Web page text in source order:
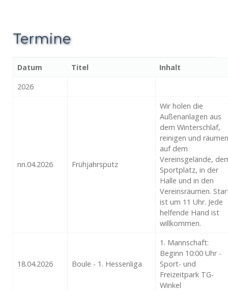
Termine
Datum Titel
Inhalt
2026
nn.04.2026 Frühjahrsputz
Wir holen die
Außenanlagen aus
dem Winterschlaf,
reinigen und räumen
auf dem
Vereinsgelände,
Sportplatz, in der
Halle und in den
Vereinsräumen.
ist um 11 Uhr. Jede
helfende Hand ist
willkommen.
18.04.2026 Boule - 1. Hessenliga
1. Mannschaft:
Beginn 10:00 Uhr -
Sport- und
Freizeitpark TG-
Winkel